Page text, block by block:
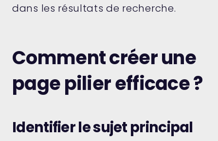
dans les résultats de recherche.
Comment créer une
page pilier efficace ?
Identifier le sujet principal